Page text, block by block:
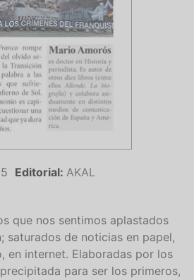
Editorial: AKAL
que nos sentimos aplastados
saturados de noticias en papel,
en internet. Elaboradas por los
para ser los primeros,